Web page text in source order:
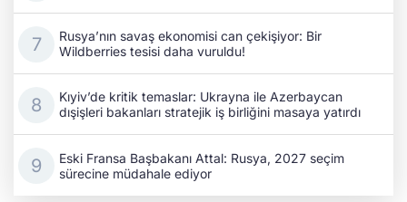
Rusya’nın savaş ekonomisi can çekişiyor: Bir
Wildberries tesisi daha vuruldu!
Kıyiv’de kritik temaslar: Ukrayna ile Azerbaycan
dışişleri bakanları stratejik iş birliğini masaya yatırdı
Eski Fransa Başbakanı Attal: Rusya, 2027 seçim
sürecine müdahale ediyor